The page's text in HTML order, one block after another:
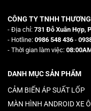
CÔNG TY TNHH
- Địa chỉ: 731 Đỗ Xuân Hợp,
- Hotline: 0986 548 436 -
- Thời gian làm việc:
DANH MỤC SẢN PHẨM
CẢM BIẾN ÁP SUẤT LỐP
MÀN HÌNH ANDROID XE